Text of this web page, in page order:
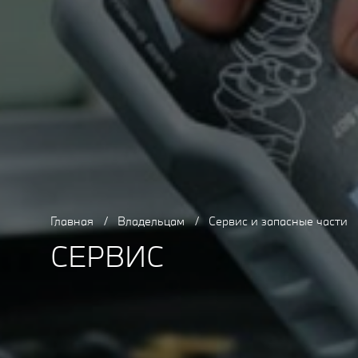
Главная / Владельцам / Сервис и запасные части
СЕРВИС